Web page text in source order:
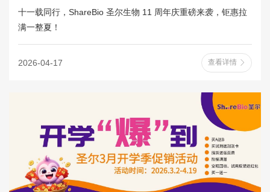
十一载同行，ShareBio 圣尔生物 11 周年庆重磅来袭，钜惠拉
满一整夏！
2026-04-17 查看详情